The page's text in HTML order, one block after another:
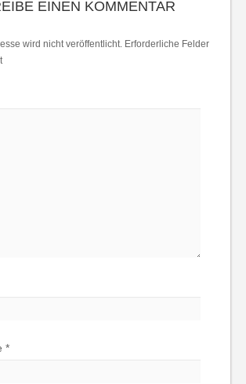
EINEN KOMMENTAR
wird nicht veröffentlicht. Erforderliche Felder
*